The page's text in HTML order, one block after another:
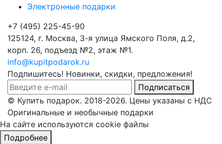
Электронные подарки
+7 (495) 225-45-90
125124, г. Москва, 3-я улица Ямского Поля, д.2,
корп. 26, подъезд №2, этаж №1.
info@kupitpodarok.ru
Подпишитесь! Новинки, скидки, предложения!
Подписаться
© Купить подарок. 2018-2026. Цены указаны с НДС
Оригинальные и необычные подарки
На сайте используются cookie файлы
Подробнее